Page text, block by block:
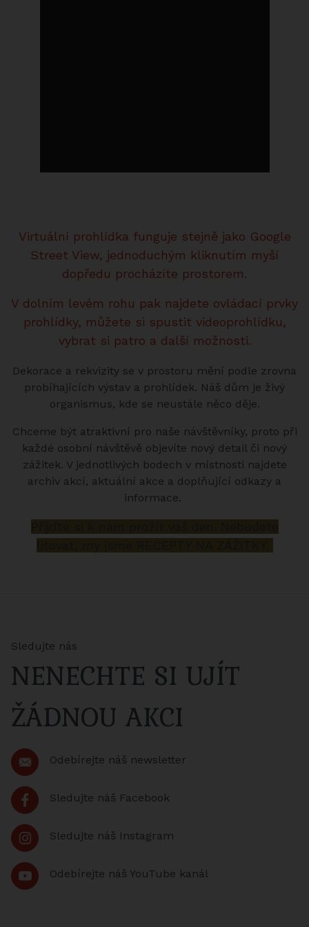
Virtuální prohlídka funguje stejně jako Google
Street View, jednoduchým kliknutím myší
dopředu procházíte prostorem.
V dolním levém rohu pak najdete ovládací prvky
prohlídky, můžete si spustit videoprohlídku,
vybrat si patro a další možnosti.
Dekorace a rekvizity se v prostoru mění podle zrovna
probíhajících výstav a prohlídek. Náš dům je živý
organismus, kde se neustále něco děje.
Chceme být atraktivní pro naše návštěvníky, proto při
každé osobní návštěvě objevíte nový detail či nový
zážitek. V jednotlivých bodech v místnosti najdete
archiv akcí, aktuální akce a doplňující odkazy a
informace.
Sledujte nás
NENECHTE SI UJÍT
ŽÁDNOU AKCI
Odebírejte náš newsletter
Sledujte náš Facebook
Sledujte náš Instagram
Odebírejte náš YouTube kanál